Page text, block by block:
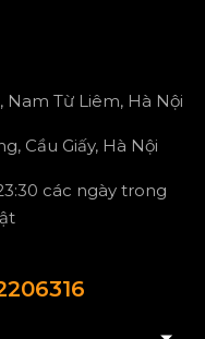
Nam Từ Liêm, Hà Nội
Cầu Giấy, Hà Nội
các ngày trong